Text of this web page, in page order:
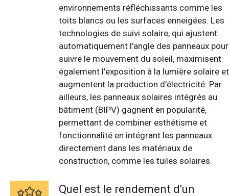
environnements réfléchissants comme les
toits blancs ou les surfaces enneigées. Les
technologies de suivi solaire, qui ajustent
automatiquement l'angle des panneaux pour
suivre le mouvement du soleil, maximisent
également l'exposition à la lumière solaire et
augmentent la production d'électricité. Par
ailleurs, les panneaux solaires intégrés au
bâtiment (BIPV) gagnent en popularité,
permettant de combiner esthétisme et
fonctionnalité en intégrant les panneaux
directement dans les matériaux de
construction, comme les tuiles solaires.
Quel est le rendement d'un